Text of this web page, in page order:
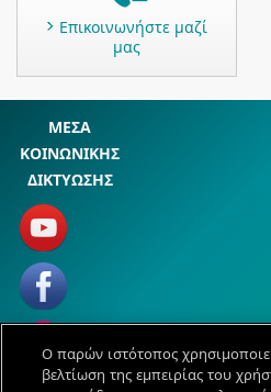
Επικοινωνήστε μαζί
μας
ΜΕΣΑ
ΚΟΙΝΩΝΙΚΗΣ
ΔΙΚΤΥΩΣΗΣ
Ο παρών ιστότοπος
βελτίωση της εμπειρίας του